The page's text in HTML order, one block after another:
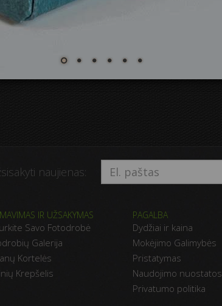
naujienas:
IR UŽSAKYMAS
Savo Fotodrobė
Galerija
Kortelės
Krepšelis
PAGALBA
Dydžiai ir kaina
Mokėjimo Galimybės
Pristatymas
Naudojimo nuostatos
Privatumo politika